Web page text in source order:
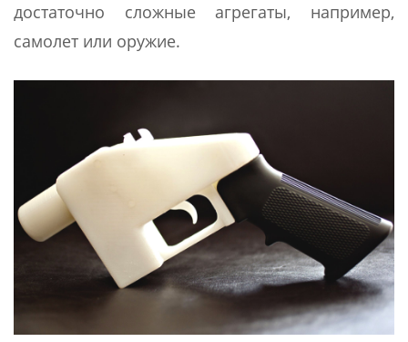
достаточно сложные агрегаты, например,
самолет или оружие.